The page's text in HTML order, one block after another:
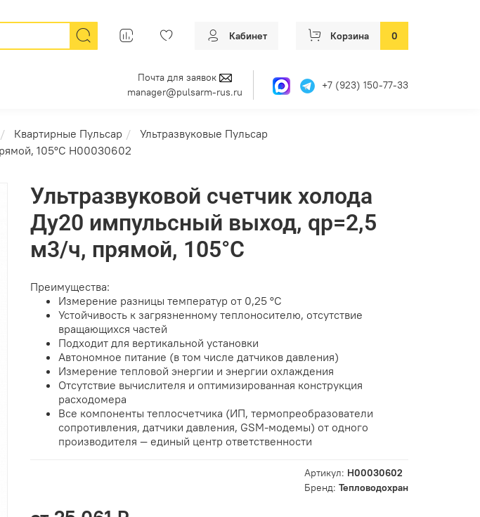
Кабинет Корзина 0
Почта для заявок
manager@pulsarm-rus.ru
+7 (923) 150-77-33
Квартирные Пульсар
Ультразвуковые Пульсар
105°C Н00030602
Артикул: Н00030602
Бренд: Тепловодохран
Ультразвуковой счетчик холода
Ду20 импульсный выход, qp=2,5
м3/ч, прямой, 105°C
Преимущества:
Измерение разницы температур от 0,25 °С
Устойчивость к загрязненному теплоносителю, отсутствие
вращающихся частей
Подходит для вертикальной установки
Автономное питание (в том числе датчиков давления)
Измерение тепловой энергии и энергии охлаждения
Отсутствие вычислителя и оптимизированная конструкция
расходомера
Все компоненты теплосчетчика (ИП, термопреобразователи
сопротивления, датчики давления, GSM-модемы) от одного
производителя — единый центр ответственности